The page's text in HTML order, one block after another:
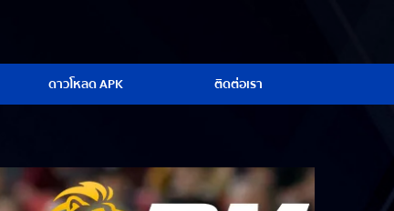
ดาวโหลด APK ติดต่อเรา